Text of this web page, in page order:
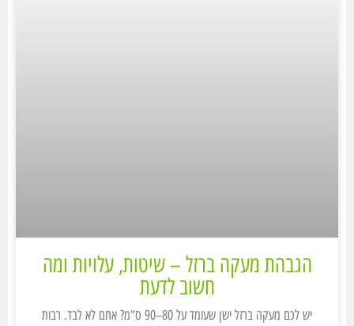
הגבהת מעקה ברזל – שיטות, עלויות ומה
חשוב לדעת
יש לכם מעקה ברזל ישן שעומד על 80–90 ס"מ? אתם לא לבד. רבות